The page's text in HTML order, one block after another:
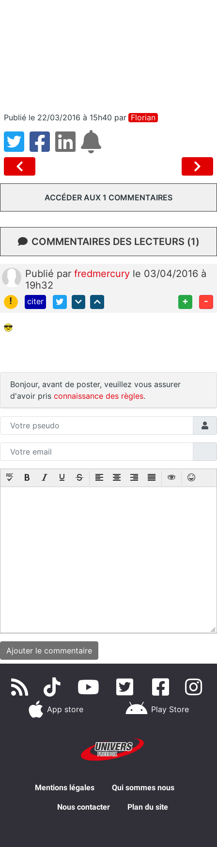
Publié le 22/03/2016 à 15h40 par Florian
ACCÉDER AUX 1 COMMENTAIRES
COMMENTAIRES DES LECTEURS (1)
Publié par fredmercury le 03/04/2016 à
19h32
!
citer + -
Bonjour, avant de poster, veuillez vous assurer
d'avoir pris connaissance des règles.
App store Play Store
Mentions légales Qui sommes nous
Nous contacter Plan du site